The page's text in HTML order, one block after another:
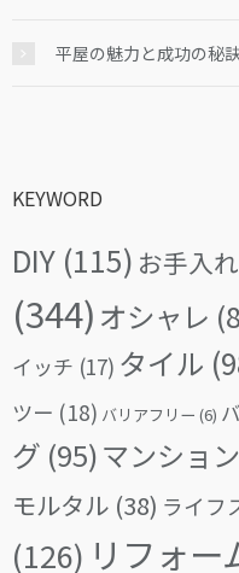
平屋の魅力と成功の秘
KEYWORD
DIY (115) お手入れ
(344) オシャレ
イッチ (17) タイル
ツー (18) バリアフリー (6)
グ (95)マンション
モルタル (38) ライフ
(126) リフォー